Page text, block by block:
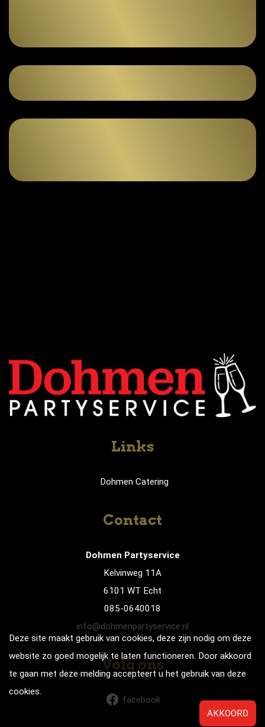
Deze site maakt gebruik van cookies, deze zijn nodig om deze
website zo goed mogelijk te laten functioneren. Door akkoord
te gaan met deze melding accepteert u het gebruik van deze
cookies.
AKKOORD
Links
Dohmen Catering
Contact
Dohmen Partyservice
Kelvinweg 11A
6101 WT Echt
085-0640018
info@dohmenpartyservice.nl
Volg ons
facebook